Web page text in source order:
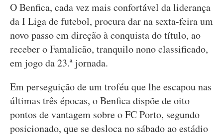
O Benfica, cada vez mais confortável da liderança
da I Liga de futebol, procura dar na sexta-feira um
novo passo em direção à conquista do título, ao
receber o Famalicão, tranquilo nono classificado,
em jogo da 23.ª jornada.
Em perseguição de um troféu que lhe escapou nas
últimas três épocas, o Benfica dispõe de oito
pontos de vantagem sobre o FC Porto, segundo
posicionado, que se desloca no sábado ao estádio